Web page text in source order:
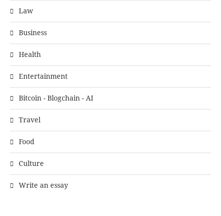
Law
Business
Health
Entertainment
Bitcoin - Blogchain - AI
Travel
Food
Culture
Write an essay